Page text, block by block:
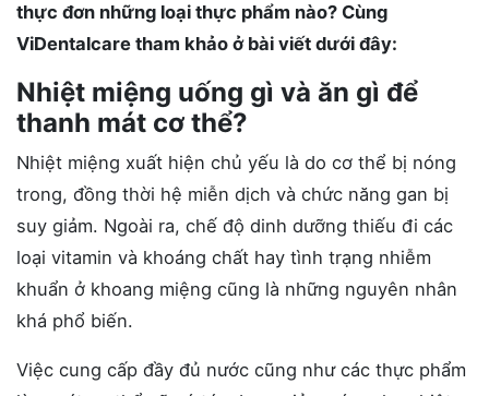
thực đơn những loại thực phẩm nào? Cùng
ViDentalcare tham khảo ở bài viết dưới đây:
Nhiệt miệng uống gì và ăn gì để
thanh mát cơ thể?
Nhiệt miệng xuất hiện chủ yếu là do cơ thể bị nóng
trong, đồng thời hệ miễn dịch và chức năng gan bị
suy giảm. Ngoài ra, chế độ dinh dưỡng thiếu đi các
loại vitamin và khoáng chất hay tình trạng nhiễm
khuẩn ở khoang miệng cũng là những nguyên nhân
khá phổ biến.
Việc cung cấp đầy đủ nước cũng như các thực phẩm